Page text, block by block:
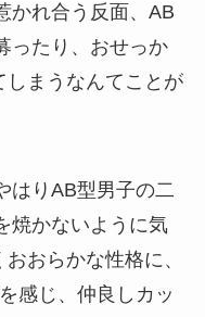
かれ合う反面、AB
ったり、おせっか
しまうなんてことが
はりAB型男子の二
焼かないように気
おらかな性格に、
感じ、仲良しカッ